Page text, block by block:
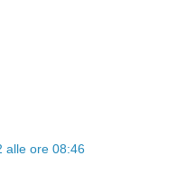
alle ore 08:46